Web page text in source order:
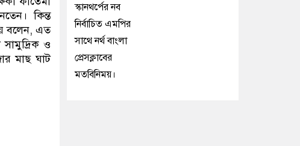
কিন্ত
বলেন, এত
ও
মাছ ঘাট
স্কানথর্পের নব
নির্বাচিত এমপির
সাথে নর্থ বাংলা
প্রেসক্লাবের
মতবিনিময়।